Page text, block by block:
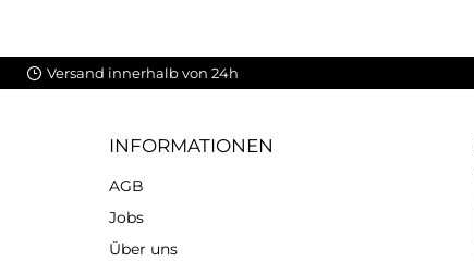
Versand innerhalb von 24h
INFORMATIONEN
AGB
Jobs
Über uns